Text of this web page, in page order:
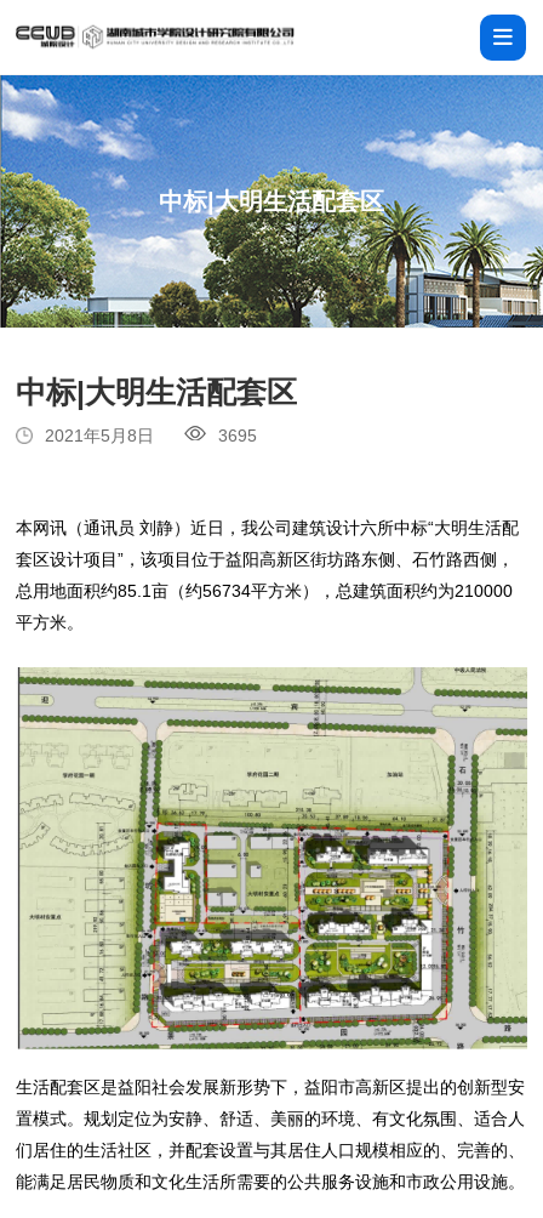
中标|大明生活配套区
中标|大明生活配套区
2021年5月8日 3695
本网讯（通讯员 刘静）近日，我公司建筑设计六所中标“大明生活配
套区设计项目”，该项目位于益阳高新区街坊路东侧、石竹路西侧，
总用地面积约85.1亩（约56734平方米），总建筑面积约为210000
平方米。
生活配套区是益阳社会发展新形势下，益阳市高新区提出的创新型安
置模式。规划定位为安静、舒适、美丽的环境、有文化氛围、适合人
们居住的生活社区，并配套设置与其居住人口规模相应的、完善的、
能满足居民物质和文化生活所需要的公共服务设施和市政公用设施。